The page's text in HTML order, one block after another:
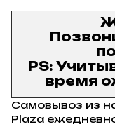
PS:
время
Самовывоз из
Plaza